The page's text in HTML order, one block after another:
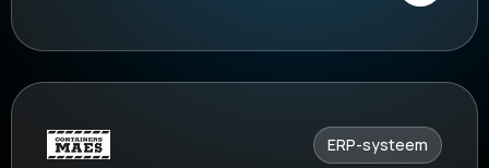
ERP-systeem